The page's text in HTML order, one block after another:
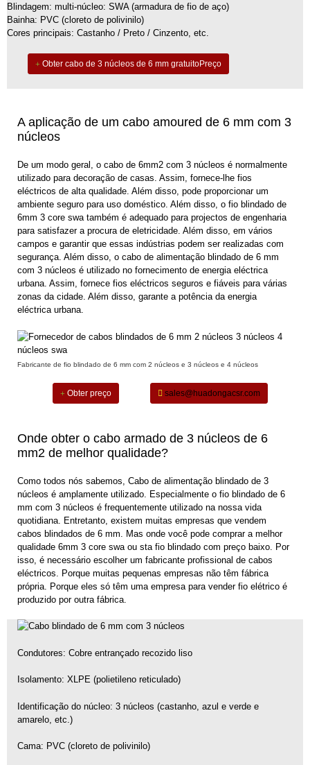
Blindagem: multi-núcleo: SWA (armadura de fio de aço)
Bainha: PVC (cloreto de polivinilo)
Cores principais: Castanho / Preto / Cinzento, etc.
Obter cabo de 3 núcleos de 6 mm gratuitoPreço
A aplicação de um cabo amoured de 6 mm com 3
núcleos
De um modo geral, o cabo de 6mm2 com 3 núcleos é normalmente
utilizado para decoração de casas. Assim, fornece-lhe fios
eléctricos de alta qualidade. Além disso, pode proporcionar um
ambiente seguro para uso doméstico. Além disso, o fio blindado de
6mm 3 core swa também é adequado para projectos de engenharia
para satisfazer a procura de eletricidade. Além disso, em vários
campos e garantir que essas indústrias podem ser realizadas com
segurança. Além disso, o cabo de alimentação blindado de 6 mm
com 3 núcleos é utilizado no fornecimento de energia eléctrica
urbana. Assim, fornece fios eléctricos seguros e fiáveis para várias
zonas da cidade. Além disso, garante a potência da energia
eléctrica urbana.
Fabricante de fio blindado de 6 mm com 2 núcleos e 3 núcleos e 4 núcleos
Obter preço sales@huadongacsr.com
Onde obter o cabo armado de 3 núcleos de 6
mm2 de melhor qualidade?
Como todos nós sabemos, Cabo de alimentação blindado de 3
núcleos é amplamente utilizado. Especialmente o fio blindado de 6
mm com 3 núcleos é frequentemente utilizado na nossa vida
quotidiana. Entretanto, existem muitas empresas que vendem
cabos blindados de 6 mm. Mas onde você pode comprar a melhor
qualidade 6mm 3 core swa ou sta fio blindado com preço baixo. Por
isso, é necessário escolher um fabricante profissional de cabos
eléctricos. Porque muitas pequenas empresas não têm fábrica
própria. Porque eles só têm uma empresa para vender fio elétrico é
produzido por outra fábrica.
Condutores: Cobre entrançado recozido liso
Isolamento: XLPE (polietileno reticulado)
Identificação do núcleo: 3 núcleos (castanho, azul e verde e
amarelo, etc.)
Cama: PVC (cloreto de polivinilo)